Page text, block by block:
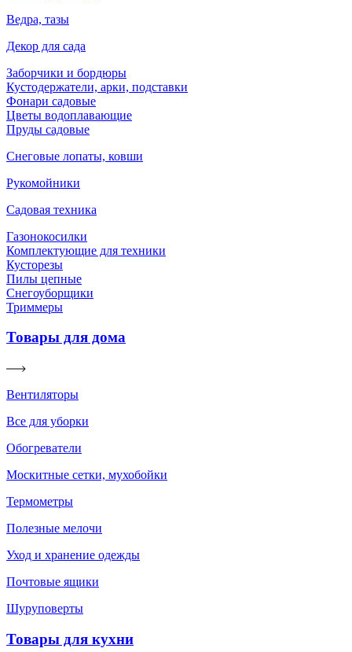
Ведра, тазы
Декор для сада
Заборчики и бордюры
Кустодержатели, арки, подставки
Фонари садовые
Цветы водоплавающие
Пруды садовые
Снеговые лопаты, ковши
Рукомойники
Садовая техника
Газонокосилки
Комплектующие для техники
Кусторезы
Пилы цепные
Снегоуборщики
Триммеры
Товары для дома
Вентиляторы
Все для уборки
Обогреватели
Москитные сетки, мухобойки
Термометры
Полезные мелочи
Уход и хранение одежды
Почтовые ящики
Шуруповерты
Товары для кухни